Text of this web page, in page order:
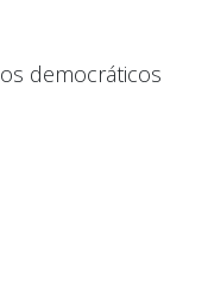
democráticos